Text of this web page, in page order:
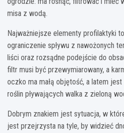
misa z wodą.
Najważniejsze elementy profilaktyki
ograniczenie spływu z nawożonych
liści oraz rozsądne podejście do
filtr musi być przewymiarowany, a
oczko ma małą objętość, a latem jest
roślin pływających walka z zieloną
Dobrym znakiem jest sytuacja, w
jest przejrzysta na tyle, by widzieć